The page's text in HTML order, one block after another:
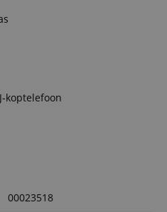
koptelefoon
00023518